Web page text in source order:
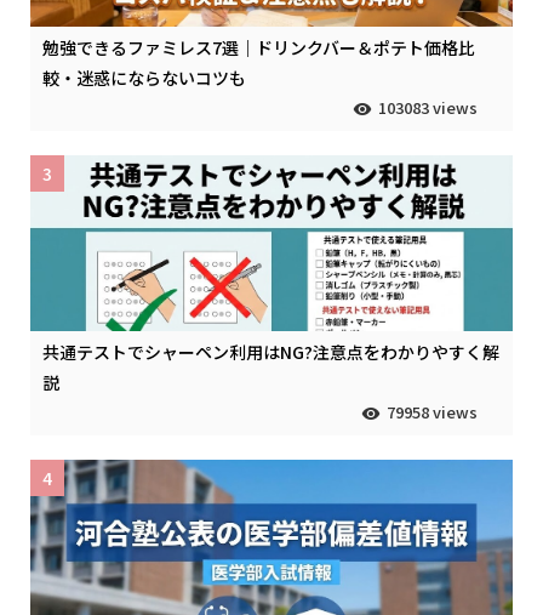
勉強できるファミレス7選｜ドリンクバー＆ポテト価格比
較・迷惑にならないコツも
103083 views
共通テストでシャーペン利用はNG?注意点をわかりやすく解
説
79958 views
3
4